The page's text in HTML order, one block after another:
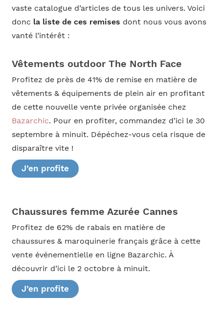
vaste catalogue d’articles de tous les univers. Voici
donc la liste de ces remises dont nous vous avons
vanté l’intérêt :
Vêtements outdoor The North Face
Profitez de près de 41% de remise en matière de
vêtements & équipements de plein air en profitant
de cette nouvelle vente privée organisée chez
Bazarchic. Pour en profiter, commandez d’ici le 30
septembre à minuit. Dépéchez-vous cela risque de
disparaître vite !
J’en profite
Chaussures femme Azurée Cannes
Profitez de 62% de rabais en matière de
chaussures & maroquinerie français grâce à cette
vente événementielle en ligne Bazarchic. À
découvrir d’ici le 2 octobre à minuit.
J’en profite